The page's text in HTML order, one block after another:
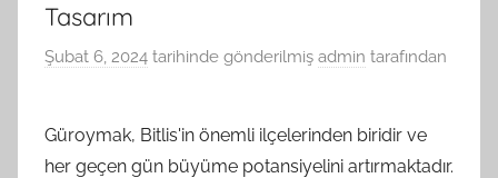
Tasarım
Şubat 6, 2024 tarihinde gönderilmiş admin tarafından
Güroymak, Bitlis'in önemli ilçelerinden biridir ve
her geçen gün büyüme potansiyelini artırmaktadır.